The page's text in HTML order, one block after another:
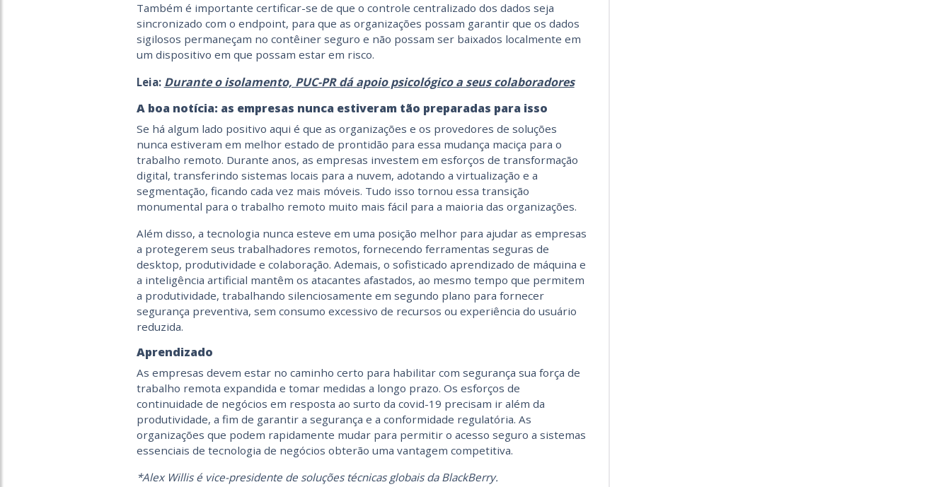
Também é importante certificar-se de que o controle centralizado dos dados seja
sincronizado com o endpoint, para que as organizações possam garantir que os dados
sigilosos permaneçam no contêiner seguro e não possam ser baixados localmente em
um dispositivo em que possam estar em risco.
Leia: Durante o isolamento, PUC-PR dá apoio psicológico a seus colaboradores
A boa notícia: as empresas nunca estiveram tão preparadas para isso
Se há algum lado positivo aqui é que as organizações e os provedores de soluções
nunca estiveram em melhor estado de prontidão para essa mudança maciça para o
trabalho remoto. Durante anos, as empresas investem em esforços de transformação
digital, transferindo sistemas locais para a nuvem, adotando a virtualização e a
segmentação, ficando cada vez mais móveis. Tudo isso tornou essa transição
monumental para o trabalho remoto muito mais fácil para a maioria das organizações.
Além disso, a tecnologia nunca esteve em uma posição melhor para ajudar as empresas
a protegerem seus trabalhadores remotos, fornecendo ferramentas seguras de
desktop, produtividade e colaboração. Ademais, o sofisticado aprendizado de máquina e
a inteligência artificial mantêm os atacantes afastados, ao mesmo tempo que permitem
a produtividade, trabalhando silenciosamente em segundo plano para fornecer
segurança preventiva, sem consumo excessivo de recursos ou experiência do usuário
reduzida.
Aprendizado
As empresas devem estar no caminho certo para habilitar com segurança sua força de
trabalho remota expandida e tomar medidas a longo prazo. Os esforços de
continuidade de negócios em resposta ao surto da covid-19 precisam ir além da
produtividade, a fim de garantir a segurança e a conformidade regulatória. As
organizações que podem rapidamente mudar para permitir o acesso seguro a sistemas
essenciais de tecnologia de negócios obterão uma vantagem competitiva.
*Alex Willis é vice-presidente de soluções técnicas globais da BlackBerry.